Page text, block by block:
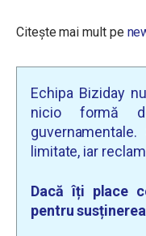
Citește mai mult pe
Echipa Biziday
nicio formă
limitate, iar
Dacă îți place
pentru